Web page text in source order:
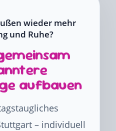
wieder mehr
und Ruhe?
aufbauen
– individuell